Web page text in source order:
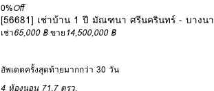
0%Off
[56681] เช่าบ้าน 1 ปี มัณฑนา ศรีนครินทร์ - บางน
เช่า65,000 ฿ ขาย14,500,000 ฿
อัพเดตครั้งสุดท้ายมากกว่า 30 วัน
4 ห้องนอน 71.7 ตรว.